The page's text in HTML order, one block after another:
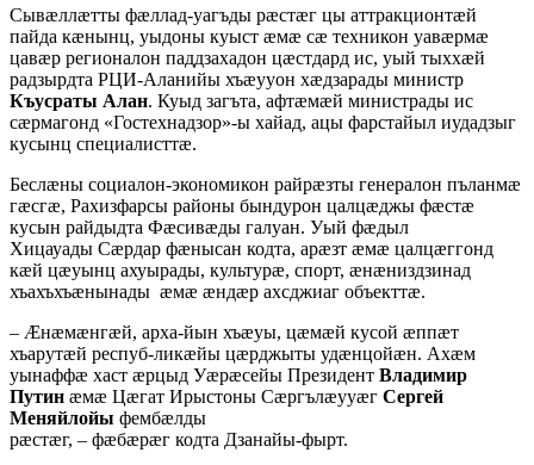
Сывæллæтты фæллад-уагъды рæстæг цы аттракционтæй
пайда кæнынц, уыдоны куыст æмæ сæ техникон уавæрмæ
цавæр регионалон паддзахадон цæстдард ис, уый тыххæй
радзырдта РЦИ-Аланийы хъæууон хæдзарады министр
Къусраты Алан. Куыд загъта, афтæмæй министрады ис
сæрмагонд «Гостехнадзор»-ы хайад, ацы фарстайыл иудадзыг
кусынц специалисттæ.
Беслæны социалон-экономикон райрæзты генералон пъланмæ
гæсгæ, Рахизфарсы районы бындурон цалцæджы фæстæ
кусын райдыдта Фæсивæды галуан. Уый фæдыл
Хицауады Сæрдар фæнысан кодта, арæзт æмæ цалцæггонд
кæй цæуынц ахуырады, культурæ, спорт, æнæниздзинад
хъахъхъæнынады æмæ æндæр ахсджиаг объекттæ.
– Æнæмæнгæй, арха-йын хъæуы, цæмæй кусой æппæт
хъарутæй респуб-ликæйы цæрджыты удæнцойæн. Ахæм
уынаффæ хаст æрцыд Уæрæсейы Президент Владимир
Путин æмæ Цæгат Ирыстоны Сæргълæууæг Сергей
Меняйлойы фембæлды
рæстæг, – фæбæрæг кодта Дзанайы-фырт.